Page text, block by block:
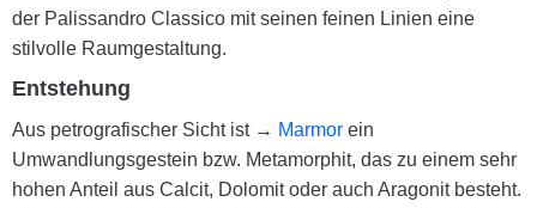
der Palissandro Classico mit seinen feinen Linien eine
stilvolle Raumgestaltung.
Entstehung
Aus petrografischer Sicht ist → Marmor ein
Umwandlungsgestein bzw. Metamorphit, das zu einem sehr
hohen Anteil aus Calcit, Dolomit oder auch Aragonit besteht.